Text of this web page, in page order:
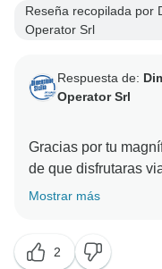
Reseña recopilada por
Operator Srl
Respuesta de:
Operator Srl
Gracias por tu
de que disfrutaras
apreciaras a nuestro
Mostrar más
2